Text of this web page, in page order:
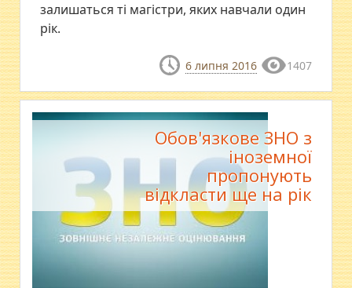
залишаться ті магістри, яких навчали один
рік.
6 липня 2016 1407
Обов'язкове ЗНО з
іноземної
пропонують
відкласти ще на рік